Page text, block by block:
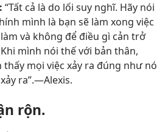
“Tất cả là do lối suy nghĩ. Hãy nói
mình là bạn sẽ làm xong việc
và không để điều gì cản trở
mình nói thế với bản thân,
thấy mọi việc xảy ra đúng như nó
ra”.​—Alexis.
rộn.